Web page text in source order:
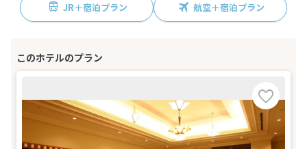
JR＋宿泊プラン 航空＋宿泊プラン